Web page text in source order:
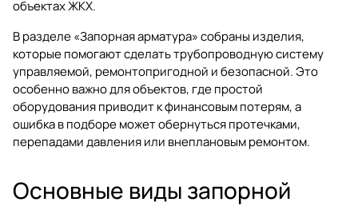
объектах ЖКХ.
В разделе«Запорная арматура»собраны изделия,
которые помогают сделать трубопроводную систему
управляемой, ремонтопригодной и безопасной. Это
особенно важно для объектов, где простой
оборудования приводит к финансовым потерям, а
ошибка в подборе может обернуться протечками,
перепадами давления или внеплановым ремонтом.
Основные виды запорной